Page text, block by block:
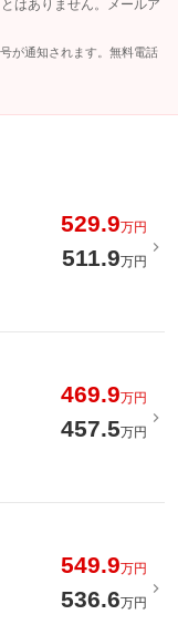
はありません。メールア
が通知されます。無料電話
529.9万円
511.9万円
469.9万円
457.5万円
549.9万円
536.6万円